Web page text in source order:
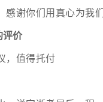
感谢你们用真心为我
评价
，值得托付